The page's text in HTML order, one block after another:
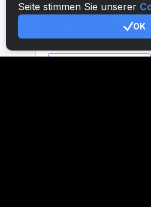
Seite stimmen Sie unserer
OK